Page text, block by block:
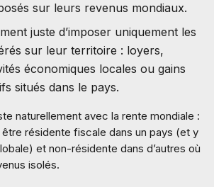
sur leurs revenus mondiaux.
juste d’imposer uniquement les
sur leur territoire : loyers,
économiques locales ou gains
situés dans le pays.
naturellement avec la rente mondiale :
résidente fiscale dans un pays (et y
et non-résidente dans d’autres où
isolés.